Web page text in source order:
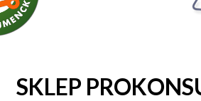
SKLEP